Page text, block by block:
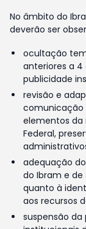
No âmbito do
deverão ser
ocultação
anteriores a 4
publicidade
revisão e
comunicação
elementos da
Federal,
adequação
do Ibram e de
quanto à
aos recursos
suspensão